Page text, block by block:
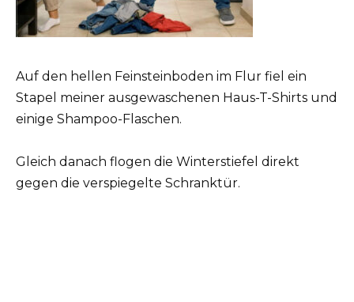
Auf den hellen Feinsteinboden im Flur fiel ein
Stapel meiner ausgewaschenen Haus-T-Shirts und
einige Shampoo-Flaschen.
Gleich danach flogen die Winterstiefel direkt
gegen die verspiegelte Schranktür.